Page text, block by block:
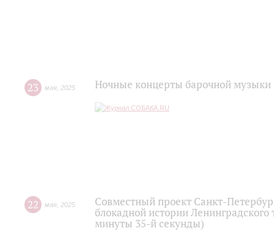
23 мая 2025 Ночные концерты барочной
22 мая 2025
Совместный проект Санкт-
блокадной истории
минуты 35-й секунды)